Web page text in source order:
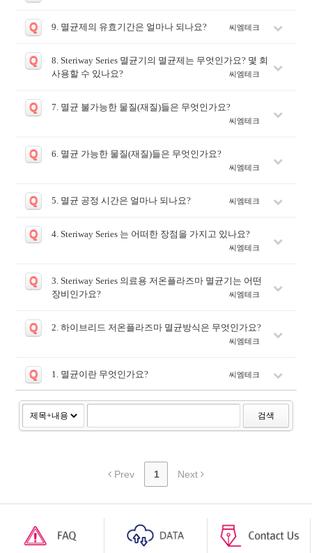
Q 9. 멸균제의 유효기간은 얼마나 되나요? 씨엠테크
Q
8. Steriway Series 멸균기의 멸균제는 무엇인가요? 몇 회
사용할 수 있나요?
씨엠테크
Q 7. 멸균 불가능한 물질(재질)들은 무엇인가요?
씨엠테크
Q 6. 멸균 가능한 물질(재질)들은 무엇인가요?
씨엠테크
Q 5. 멸균 공정 시간은 얼마나 되나요? 씨엠테크
Q 4. Steriway Series 는 어떠한 장점을 가지고 있나요?
씨엠테크
Q
3. Steriway Series 의료용 저온플라즈마 멸균기는 어떤
장비인가요?
씨엠테크
Q 2. 하이브리드 저온플라즈마 멸균방식은 무엇인가요?
씨엠테크
Q 1. 멸균이란 무엇인가요? 씨엠테크
검색
Prev 1 Next